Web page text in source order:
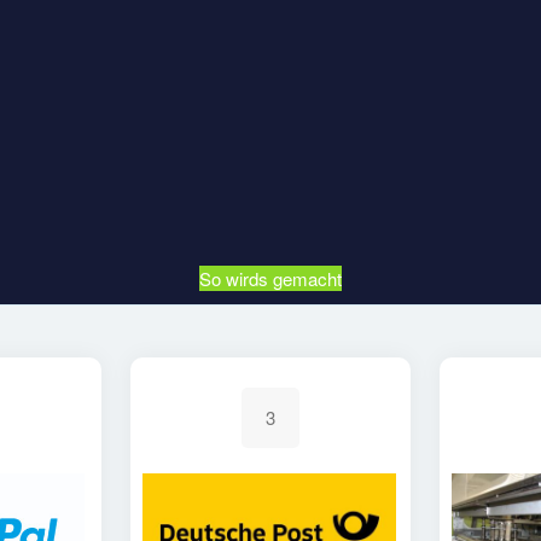
So wirds gemacht
3